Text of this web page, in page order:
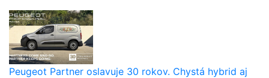
Peugeot Partner oslavuje 30 rokov. Chystá hybrid aj